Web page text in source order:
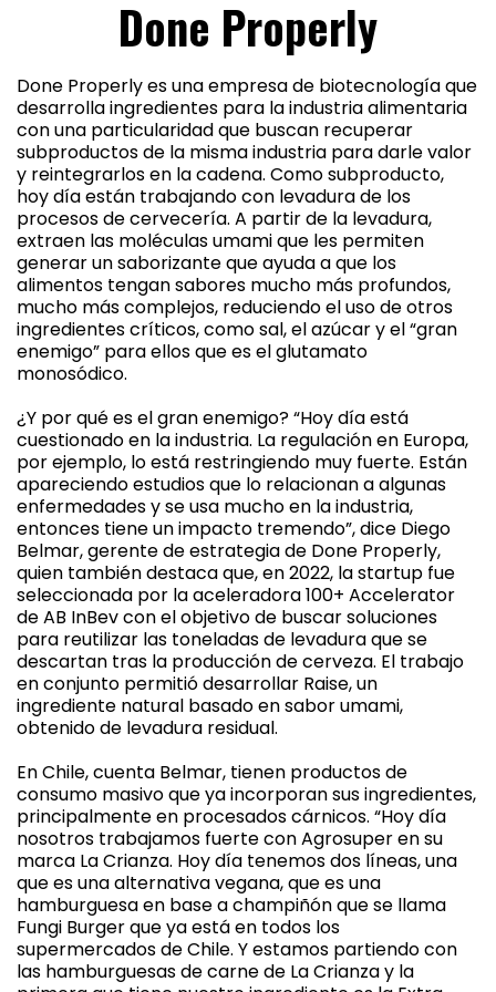
Done Properly
Done Properly es una empresa de biotecnología que
desarrolla ingredientes para la industria alimentaria
con una particularidad que buscan recuperar
subproductos de la misma industria para darle valor
y reintegrarlos en la cadena. Como subproducto,
hoy día están trabajando con levadura de los
procesos de cervecería. A partir de la levadura,
extraen las moléculas umami que les permiten
generar un saborizante que ayuda a que los
alimentos tengan sabores mucho más profundos,
mucho más complejos, reduciendo el uso de otros
ingredientes críticos, como sal, el azúcar y el “gran
enemigo” para ellos que es el glutamato
monosódico.
¿Y por qué es el gran enemigo? “Hoy día está
cuestionado en la industria. La regulación en Europa,
por ejemplo, lo está restringiendo muy fuerte. Están
apareciendo estudios que lo relacionan a algunas
enfermedades y se usa mucho en la industria,
entonces tiene un impacto tremendo”, dice Diego
Belmar, gerente de estrategia de Done Properly,
quien también destaca que, en 2022, la startup fue
seleccionada por la aceleradora 100+ Accelerator
de AB InBev con el objetivo de buscar soluciones
para reutilizar las toneladas de levadura que se
descartan tras la producción de cerveza. El trabajo
en conjunto permitió desarrollar Raise, un
ingrediente natural basado en sabor umami,
obtenido de levadura residual.
En Chile, cuenta Belmar, tienen productos de
consumo masivo que ya incorporan sus ingredientes,
principalmente en procesados cárnicos. “Hoy día
nosotros trabajamos fuerte con Agrosuper en su
marca La Crianza. Hoy día tenemos dos líneas, una
que es una alternativa vegana, que es una
hamburguesa en base a champiñón que se llama
Fungi Burger que ya está en todos los
supermercados de Chile. Y estamos partiendo con
las hamburguesas de carne de La Crianza y la